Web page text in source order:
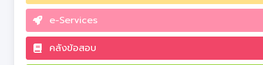
e-Services
คลังข้อสอบ